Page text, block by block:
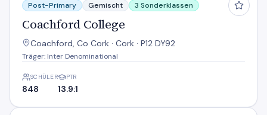
Post-Primary Gemischt 3 Sonderklassen
Coachford College
Coachford, Co Cork · Cork · P12 DY92
Träger: Inter Denominational
SCHÜLER
848
PTR
13.9:1